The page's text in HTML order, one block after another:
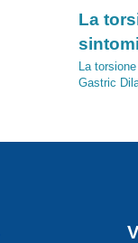
La
La
Gastric
25/09/2017